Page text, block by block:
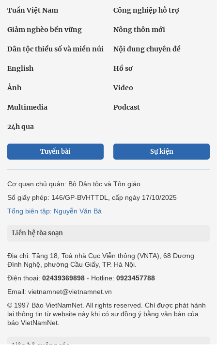
Tuần Việt Nam Công nghiệp hỗ trợ
Giảm nghèo bền vững Nông thôn mới
Dân tộc thiểu số và miền núi Nội dung chuyên đề
English Hồ sơ
Ảnh Video
Multimedia Podcast
24h qua
Tuyến bài Sự kiện
Cơ quan chủ quản: Bộ Dân tộc và Tôn giáo
Số giấy phép: 146/GP-BVHTTDL, cấp ngày 17/10/2025
Tổng biên tập: Nguyễn Văn Bá
Liên hệ tòa soạn
Địa chỉ: Tầng 18, Toà nhà Cục Viễn thông (VNTA), 68 Dương
Đình Nghệ, phường Cầu Giấy, TP. Hà Nội.
Điện thoại: 02439369898 - Hotline: 0923457788
Email: vietnamnet@vietnamnet.vn
© 1997 Báo VietNamNet. All rights reserved. Chỉ được phát hành
lại thông tin từ website này khi có sự đồng ý bằng văn bản của
báo VietNamNet.
Liên hệ quảng cáo